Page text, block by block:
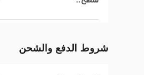
شروط الدفع والشحن